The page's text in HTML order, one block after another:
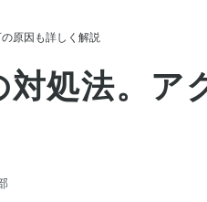
原因も詳しく解説
処法。ア